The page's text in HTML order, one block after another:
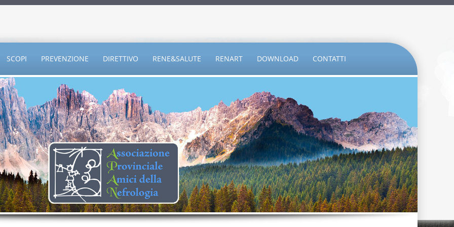
SCOPI PREVENZIONE DIRETTIVO RENE&SALUTE RENART DOWNLOAD CONTATTI